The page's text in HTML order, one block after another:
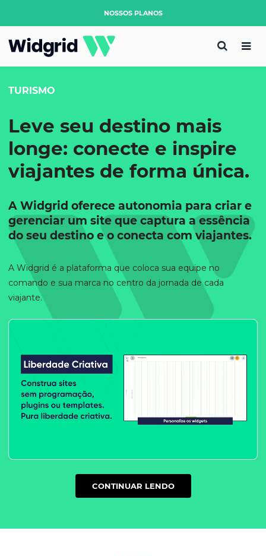
NOSSOS PLANOS
TURISMO
Leve seu destino mais
longe: conecte e inspire
viajantes de forma única.
A Widgrid oferece autonomia para criar e
gerenciar um site que captura a essência
do seu destino e o conecta com viajantes.
A Widgrid é a plataforma que coloca sua equipe no
comando e sua marca no centro da jornada de cada
viajante.
CONTINUAR LENDO